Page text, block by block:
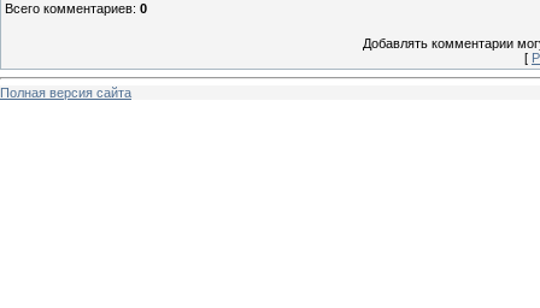
Всего комментариев: 0
Добавлять комментарии
[
Полная версия сайта